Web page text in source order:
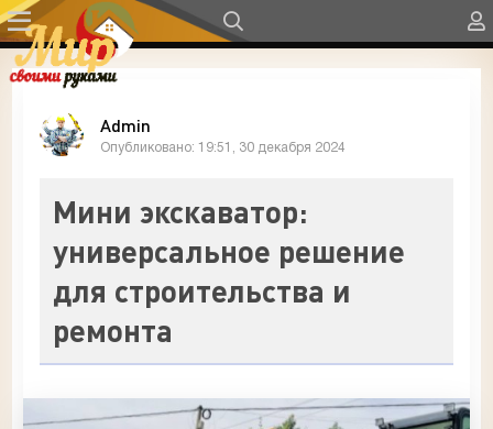
Admin
Опубликовано: 19:51, 30 декабря 2024
Мини экскаватор:
универсальное решение
для строительства и
ремонта